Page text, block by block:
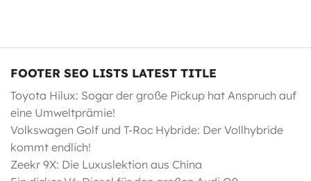
FOOTER SEO LISTS LATEST TITLE
Toyota Hilux: Sogar der große Pickup hat Anspruch auf
eine Umweltprämie!
Volkswagen Golf und T-Roc Hybride: Der Vollhybride
kommt endlich!
Zeekr 9X: Die Luxuslektion aus China